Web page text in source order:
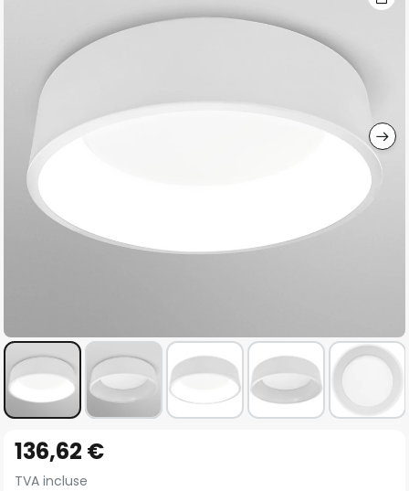
images
gallery
to
the
136,62 €
TVA incluse